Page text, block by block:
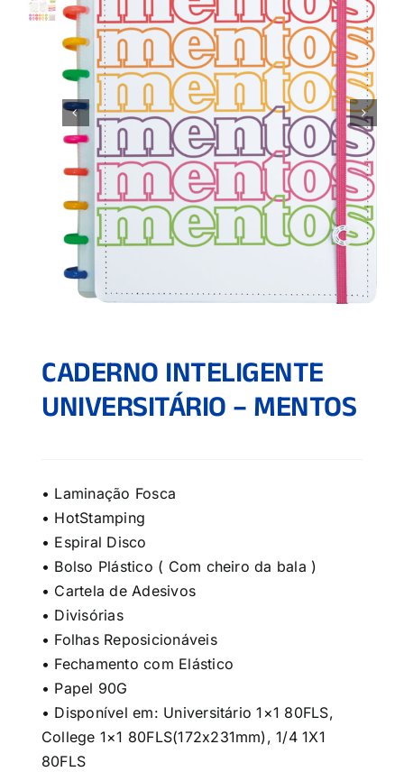
CADERNO INTELIGENTE
UNIVERSITÁRIO – MENTOS
• Laminação Fosca
• HotStamping
• Espiral Disco
• Bolso Plástico ( Com cheiro da bala )
• Cartela de Adesivos
• Divisórias
• Folhas Reposicionáveis
• Fechamento com Elástico
• Papel 90G
• Disponível em: Universitário 1×1 80FLS,
College 1×1 80FLS(172x231mm), 1/4 1X1
80FLS